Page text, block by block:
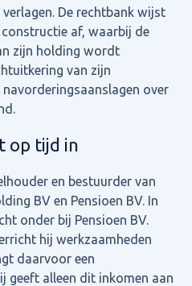
De rechtbank wijst
af, waarbij de
zijn holding wordt
van zijn
over
op tijd in
en bestuurder van
BV en Pensioen BV. In
onder bij Pensioen BV.
hij werkzaamheden
daarvoor een
geeft alleen dit inkomen aan